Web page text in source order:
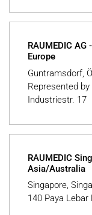
RAUMEDIC
Europe
Guntramsdorf,
Represented
Industriestr. 17
RAUMEDIC
Asia/Australia
Singapore,
140 Paya Lebar